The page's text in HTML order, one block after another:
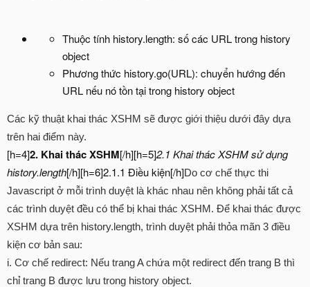
Thuộc tính history.length: số các URL trong history
object
Phương thức history.go(URL): chuyển hướng đến
URL nếu nó tồn tại trong history object
Các kỹ thuật khai thác XSHM sẽ được giới thiệu dưới đây dựa
trên hai điểm này.
[h=4]2. Khai thác XSHM[/h][h=5]2.1 Khai thác XSHM sử dụng
history.length[/h][h=6]2.1.1 Điều kiện[/h]Do cơ chế thực thi
Javascript ở mỗi trình duyệt là khác nhau nên không phải tất cả
các trình duyệt đều có thể bị khai thác XSHM. Để khai thác được
XSHM dựa trên history.length, trình duyệt phải thỏa mãn 3 điều
kiện cơ bản sau:
i. Cơ chế redirect: Nếu trang A chứa một redirect đến trang B thì
chỉ trang B được lưu trong history object.